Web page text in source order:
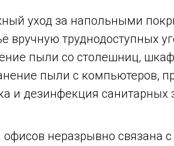
уход за напольными
вручную труднодоступных
пыли со столешниц,
пыли с компьютеров,
и дезинфекция санитарных
офисов неразрывно связана